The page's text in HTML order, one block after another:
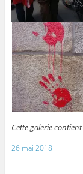
Cette galerie contient
26 mai 2018